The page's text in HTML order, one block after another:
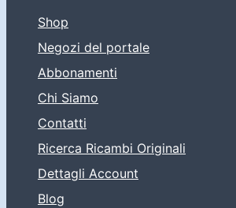
Shop
Negozi del portale
Abbonamenti
Chi Siamo
Contatti
Ricerca Ricambi Originali
Dettagli Account
Blog